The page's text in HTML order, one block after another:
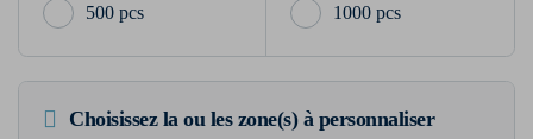
500 pcs 1000 pcs
Choisissez la ou les zone(s) à personnaliser